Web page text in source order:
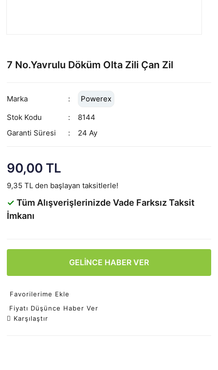
7 No.Yavrulu Döküm Olta Zili Çan Zil
Marka
Powerex
Stok Kodu
8144
Garanti Süresi
24 Ay
90,00 TL
9,35 TL den başlayan taksitlerle!
✓ Tüm Alışverişlerinizde Vade Farksız Taksit
İmkanı
GELİNCE HABER VER
Favorilerime Ekle
Fiyatı Düşünce Haber Ver
Karşılaştır